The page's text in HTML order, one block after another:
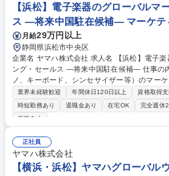
【浜松】電子楽器のグローバルマ
ス ―将来中国駐在候補― マーケテ
月給29万円以上
静岡県浜松市中央区
企業名 ヤマハ株式会社 求人名 【浜松】電子楽器のグローバルマーケティ
ング・セールス ―将来中国駐在候補― 仕事の内容 電子楽器（電子ピア
ノ、キーボード、シンセサイザー等）のマー
る以下業務を担当頂きます。 【■具体的には】◎中国市場を中心とした販
売戦略立案◎商品別販売計画／価格政策／チ
の連携による販売施策推進◎市場分析（競合
ーケティング・セールス ―将来中国駐在候補―
業界未経験歓迎 年間休日120日以上 資格取得
時短勤務あり
退職金あり 在宅OK 完全週休2
服装自由
正社員
ヤマハ株式会社
【横浜・浜松】ヤマハグローバル